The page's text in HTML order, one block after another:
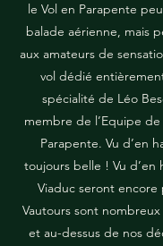
le Vol en Parapente
balade aérienne, mais
aux amateurs de
vol dédié
spécialité de Léo
membre de l’Equipe
Parapente. Vu d’en
toujours belle ! Vu d’en
Viaduc seront encore
Vautours sont
et au-dessus de nos